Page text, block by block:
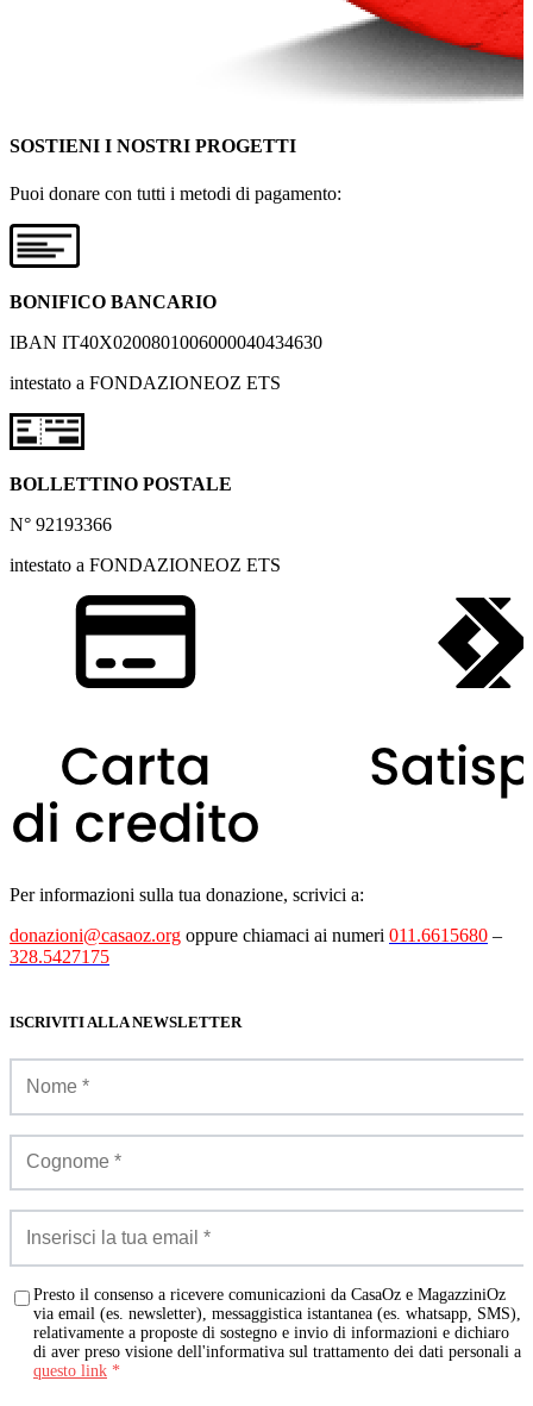
SOSTIENI I NOSTRI PROGETTI
Puoi donare con tutti i metodi di pagamento:
BONIFICO BANCARIO
IBAN IT40X0200801006000040434630
intestato a FONDAZIONEOZ ETS
BOLLETTINO POSTALE
N° 92193366
intestato a FONDAZIONEOZ ETS
Per informazioni sulla tua donazione, scrivici a:
donazioni@casaoz.org oppure chiamaci ai numeri 011.6615680 –
328.5427175
ISCRIVITI ALLA NEWSLETTER
Presto il consenso a ricevere comunicazioni da CasaOz e MagazziniOz
via email (es. newsletter), messaggistica istantanea (es. whatsapp, SMS),
relativamente a proposte di sostegno e invio di informazioni e dichiaro
di aver preso visione dell'informativa sul trattamento dei dati personali a
questo link *